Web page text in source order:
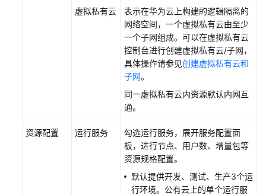
指
虚拟私有云
表示在华为云上构建的逻辑隔离的
网络空间，一个虚拟私有云由至少
一个子网组成。可以在虚拟私有云
控制台进行创建虚拟私有云/子网，
具体操作请参见创建虚拟私有云和
子网。
同一虚拟私有云内资源默认内网互
通。
资源配置 运行服务
勾选运行服务，展开服务配置面
板，进行节点、用户数、增量包等
资源规格配置。
默认提供开发、测试、生产3个运
行环境。公有云上的单个运行服